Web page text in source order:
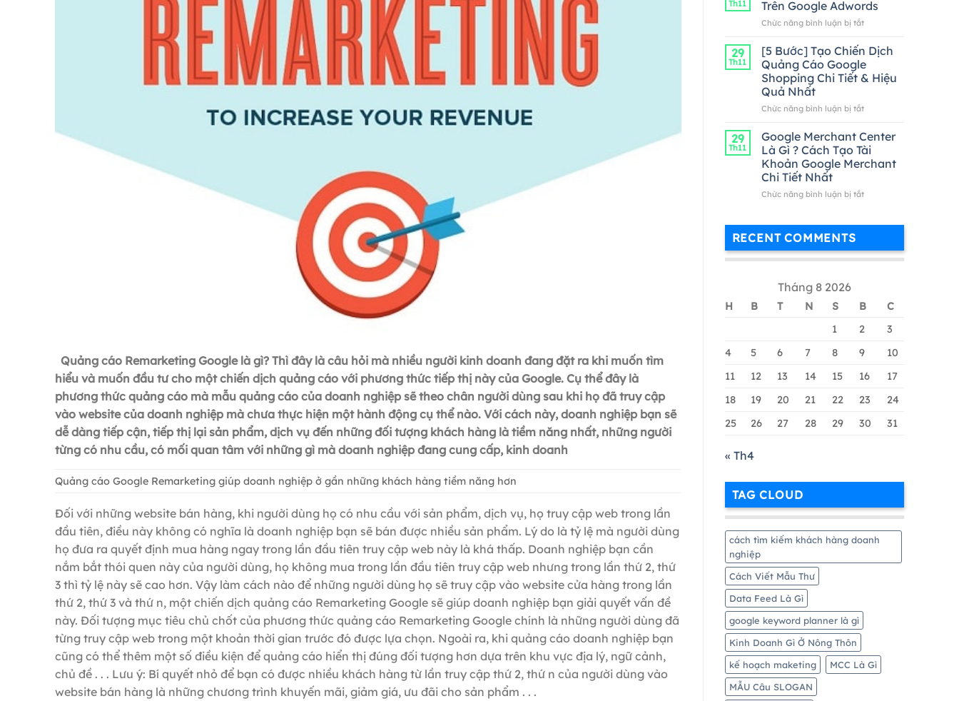
Quảng cáo Remarketing Google là gì? Thì đây là câu hỏi mà nhiều người kinh doanh đang đặt ra khi muốn tìm
hiểu và muốn đầu tư cho một chiến dịch quảng cáo với phương thức tiếp thị này của Google. Cụ thể đây là
phương thức quảng cáo mà mẫu quảng cáo của doanh nghiệp sẽ theo chân người dùng sau khi họ đã truy cập
vào website của doanh nghiệp mà chưa thực hiện một hành động cụ thể nào. Với cách này, doanh nghiệp bạn sẽ
dễ dàng tiếp cận, tiếp thị lại sản phẩm, dịch vụ đến những đối tượng khách hàng là tiềm năng nhất, những người
từng có nhu cầu, có mối quan tâm với những gì mà doanh nghiệp đang cung cấp, kinh doanh
Quảng cáo Google Remarketing giúp doanh nghiệp ở gần những khách hàng tiềm năng hơn
Đối với những website bán hàng, khi người dùng họ có nhu cầu với sản phẩm, dịch vụ, họ truy cập web trong lần
đầu tiên, điều này không có nghĩa là doanh nghiệp bạn sẽ bán được nhiều sản phẩm. Lý do là tỷ lệ mà người dùng
họ đưa ra quyết định mua hàng ngay trong lần đầu tiên truy cập web này là khá thấp. Doanh nghiệp bạn cần
nắm bắt thói quen này của người dùng, họ không mua trong lần đầu tiên truy cập web nhưng trong lần thứ 2, thứ
3 thì tỷ lệ này sẽ cao hơn. Vậy làm cách nào để những người dùng họ sẽ truy cập vào website cửa hàng trong lần
thứ 2, thứ 3 và thứ n, một chiến dịch quảng cáo Remarketing Google sẽ giúp doanh nghiệp bạn giải quyết vấn đề
này. Đối tượng mục tiêu chủ chốt của phương thức quảng cáo Remarketing Google chính là những người dùng đã
từng truy cập web trong một khoản thời gian trước đó được lựa chọn. Ngoài ra, khi quảng cáo doanh nghiệp bạn
cũng có thể thêm một số điều kiện để quảng cáo hiển thị đúng đối tượng hơn dựa trên khu vực địa lý, ngữ cảnh,
chủ đề . . . Lưu ý: Bí quyết nhỏ để bạn có được nhiều khách hàng từ lần truy cập thứ 2, thứ n của người dùng vào
website bán hàng là những chương trình khuyến mãi, giảm giá, ưu đãi cho sản phẩm . . .
Google
Adwords
Quả
Nhất
Th11
Trên Google Adwords
Chức năng bình luận bị tắtở
Kiểm
Tra
Từ
Khóa
Google
29
Th11
[5 Bước] Tạo Chiến Dịch
Quảng Cáo Google
Shopping Chi Tiết & Hiệu
Quả Nhất
Chức năng bình luận bị tắtở
Bước]
Tạo
Chiến
Dịch
Cáo
&
29
Th11
Google Merchant Center
Là Gì ? Cách Tạo Tài
Khoản Google Merchant
Chi Tiết Nhất
Chức năng bình luận bị tắtở
Gì
Tài
Google
Chi
Nhất
RECENT COMMENTS
Tháng 8 2026
H B T N S B
C
1
2
3
4
5 6 7 8 9
10
11
12 13 14 15 16
17
18
19 20 21 22 23
24
25
26 27 28 29 30 31
« Th4
TAG CLOUD
cách tìm kiếm khách hàng doanh
nghiệp
Cách Viết Mẫu Thư
Data Feed Là Gì
google keyword planner là gì
Kinh Doanh Gì Ở Nông Thôn
kế hoạch maketing
MCC Là Gì
MẪU Câu SLOGAN